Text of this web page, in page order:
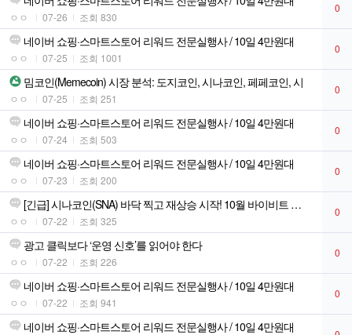
ㅇㅇ 07-26 조회 830
0
네이버 쇼핑·스마트스토어 리워드 전문실행사 / 10일 4만원대
ㅇㅇ 07-25 조회 1001
0
밈코인(Memecoin) 시장 분석: 도지코인, 시나코인, 페페코인, 시
ㅇㅇ 07-25 조회 251
0
네이버 쇼핑·스마트스토어 리워드 전문실행사 / 10일 4만원대
ㅇㅇ 07-24 조회 503
0
네이버 쇼핑·스마트스토어 리워드 전문실행사 / 10일 4만원대
ㅇㅇ 07-23 조회 200
0
[긴급] 시나코인(SNA) 바닥 찍고 재상승 시작! 10월 바이비트 상장
ㅇㅇ 07-22 조회 325
0
광고 클릭보다 ‘운영 신호’를 읽어야 한다
ㅇㅇ 07-22 조회 226
0
네이버 쇼핑·스마트스토어 리워드 전문실행사 / 10일 4만원대
ㅇㅇ 07-22 조회 941
0
네이버 쇼핑·스마트스토어 리워드 전문실행사 / 10일 4만원대